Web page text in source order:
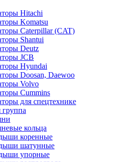
Hitachi
Komatsu
Caterpillar (CAT)
Shantui
Deutz
JCB
Hyundai
Doosan, Daewoo
Volvo
Cummins
для спецтехнике
кольца
коренные
шатунные
упорные